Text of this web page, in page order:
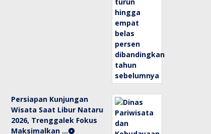
Persiapan Kunjungan
Wisata Saat Libur Nataru
2026, Trenggalek Fokus
Maksimalkan …